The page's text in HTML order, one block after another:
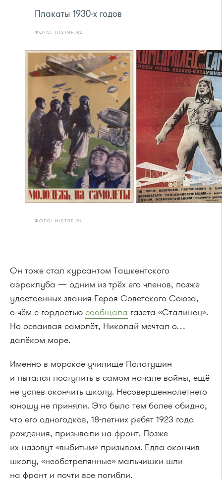
Плакаты 1930-х годов
ФОТО: HISTRF.RU
ФОТО: HISTRF.RU
Он тоже стал курсантом Ташкентского
аэроклуба — одним из трёх его членов, позже
удостоенных звания Героя Советского Союза,
о чём с гордостью сообщала газета «Сталинец».
Но осваивая самолёт, Николай мечтал о…
далёком море.
Именно в морское училище Полагушин
и пытался поступить в самом начале войны, ещё
не успев окончить школу. Несовершеннолетнего
юношу не приняли. Это было тем более обидно,
что его одногодков, 18-летних ребят 1923 года
рождения, призывали на фронт. Позже
их назовут «выбитым» призывом. Едва окончив
школу, «необстрелянные» мальчишки шли
на фронт и почти все погибли.